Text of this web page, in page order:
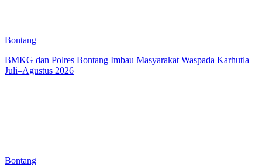
Bontang
BMKG dan Polres Bontang Imbau Masyarakat Waspada Karhutla
Juli–Agustus 2026
Bontang